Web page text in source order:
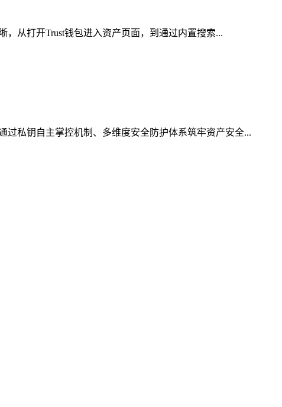
从打开Trust钱包进入资产页面，到通过内置搜索...
过私钥自主掌控机制、多维度安全防护体系筑牢资产安全...